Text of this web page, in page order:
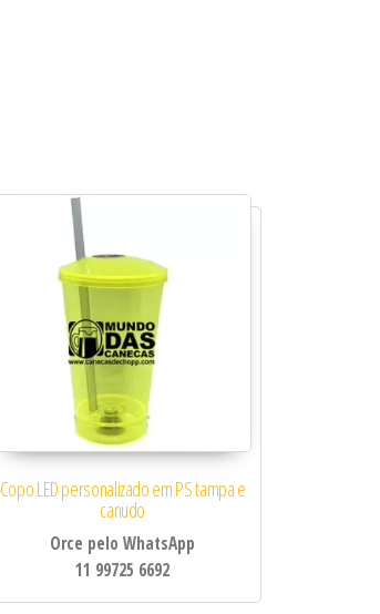
Copo LED personalizado em PS tampa e
canudo
Orce pelo WhatsApp
11 99725 6692